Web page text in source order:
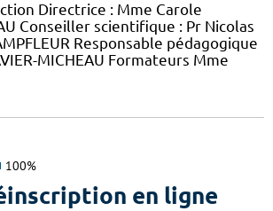
Directrice : Mme Carole
Conseiller scientifique : Pr Nicolas
Responsable pédagogique
MICHEAU Formateurs Mme
100%
en ligne